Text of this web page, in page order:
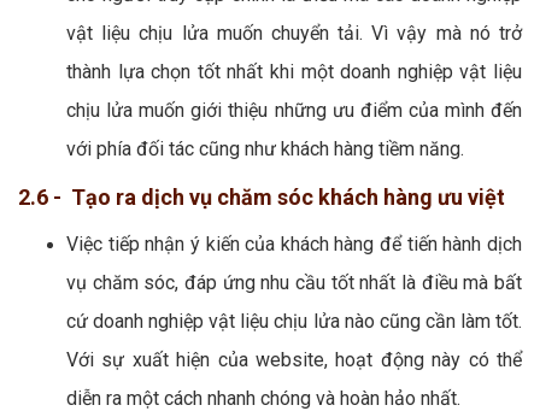
vật liệu chịu lửa muốn chuyển tải. Vì vậy mà nó trở
thành lựa chọn tốt nhất khi một doanh nghiệp vật liệu
chịu lửa muốn giới thiệu những ưu điểm của mình đến
với phía đối tác cũng như khách hàng tiềm năng.
2.6 - Tạo ra dịch vụ chăm sóc khách hàng ưu việt
Việc tiếp nhận ý kiến của khách hàng để tiến hành dịch
vụ chăm sóc, đáp ứng nhu cầu tốt nhất là điều mà bất
cứ doanh nghiệp vật liệu chịu lửa nào cũng cần làm tốt.
Với sự xuất hiện của website, hoạt động này có thể
diễn ra một cách nhanh chóng và hoàn hảo nhất.